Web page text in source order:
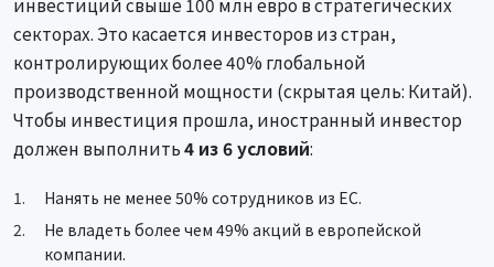
секторах. Это касается инвесторов из стран,
контролирующих более 40% глобальной
производственной мощности (скрытая цель: Китай).
Чтобы инвестиция прошла, иностранный инвестор
должен выполнить4 из 6 условий:
Нанять не менее 50% сотрудников из ЕС.
Не владеть более чем 49% акций в европейской
компании.